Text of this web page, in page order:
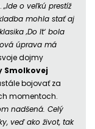
„Ide o veľkú prestíž
mohla stať aj
‚Do It‘ bola
úprava má
dojmy
Smolkovej
bojovať za
momentoch.
nadšená. Celý
veď ako život, tak